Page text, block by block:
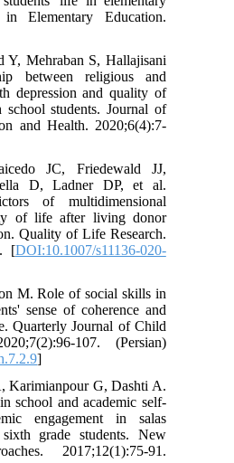
schools. Research in Elementary
2. Asmari-Bardezard Y, Mehraban S,
M. The relationship between
national identity with depression and
life in the first high school students.
Research on Religion and Health.
3. Peipert JD, Caicedo JC,
Abecassis MM, Cella D, Ladner
Trends and predictors of
health-related quality of life after
kidney transplantation. Quality of Life
2020;29(9):2355-74. [DOI:10.1007/
4. Saneie E, Raeisoon M. Role of
predicting the students' sense of
quality of school life. Quarterly
Mental Health. 2020;7(2):96-107.
[DOI:10.29252/jcmh.7.2.9
5. Zahed Babolan A, Karimianpour G,
Role of life quality in school and
concept on academic engagement
babajani fifth and sixth grade
Educational Approaches.